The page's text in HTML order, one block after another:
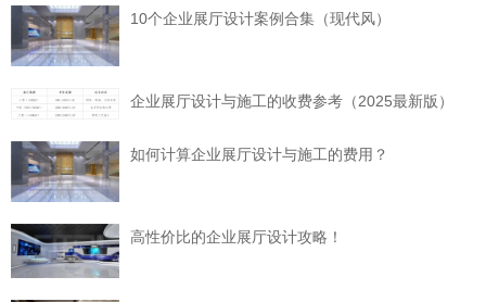
10个企业展厅设计案例合集（现代风）
企业展厅设计与施工的收费参考（2025最新版）
如何计算企业展厅设计与施工的费用？
高性价比的企业展厅设计攻略！